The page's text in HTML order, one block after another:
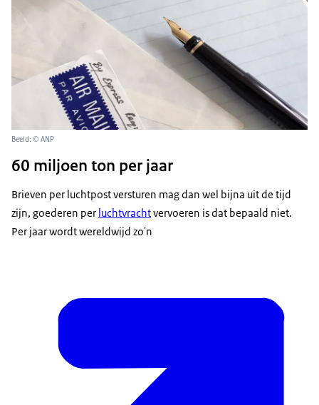
Beeld: © ANP
60 miljoen ton per jaar
Brieven per luchtpost versturen mag dan wel bijna uit de tijd
zijn, goederen per luchtvrachtvervoeren is dat bepaald niet.
Per jaar wordt wereldwijd zo'n